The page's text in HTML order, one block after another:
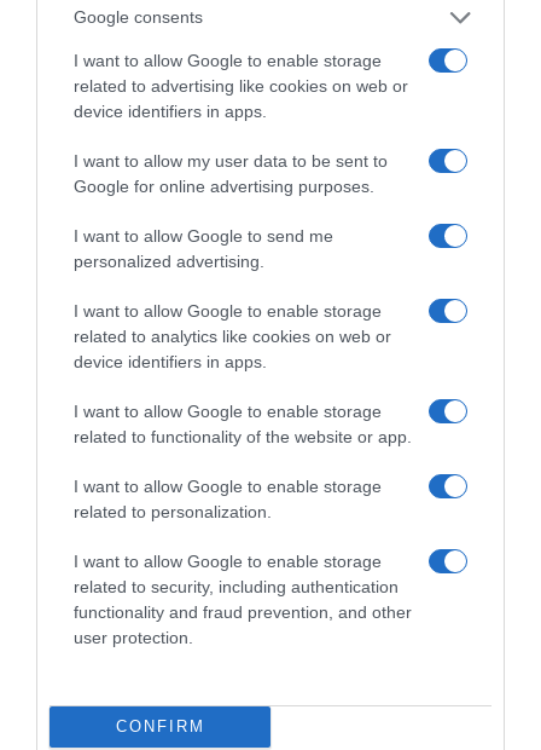
Google consents
I want to allow Google to enable storage
related to advertising like cookies on web or
device identifiers in apps.
I want to allow my user data to be sent to
Google for online advertising purposes.
I want to allow Google to send me
personalized advertising.
I want to allow Google to enable storage
related to analytics like cookies on web or
device identifiers in apps.
I want to allow Google to enable storage
related to functionality of the website or app.
I want to allow Google to enable storage
related to personalization.
I want to allow Google to enable storage
related to security, including authentication
functionality and fraud prevention, and other
user protection.
CONFIRM
Πώς θα αποκτήσεις λαμπερό και ενυδατωμένο δέρμα
το καλοκαίρι
Παγκόσμιο Κ20
διάλογος
«απομυθοποίησή» της
Λ. Κυρίζογλου: Οι δήμοι χρειάζονται 5,5 δισ. τον
Β. Κορκίδης: Ο δρόμος προς τη ΔΕΘ περνά μέσα από